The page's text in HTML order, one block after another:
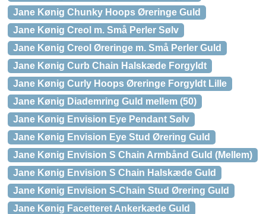
Jane Kønig Chunky Hoops Øreringe Guld
Jane Kønig Creol m. Små Perler Sølv
Jane Kønig Creol Øreringe m. Små Perler Guld
Jane Kønig Curb Chain Halskæde Forgyldt
Jane Kønig Curly Hoops Øreringe Forgyldt Lille
Jane Kønig Diademring Guld mellem (50)
Jane Kønig Envision Eye Pendant Sølv
Jane Kønig Envision Eye Stud Ørering Guld
Jane Kønig Envision S Chain Armbånd Guld (Mellem)
Jane Kønig Envision S Chain Halskæde Guld
Jane Kønig Envision S-Chain Stud Ørering Guld
Jane Kønig Facetteret Ankerkæde Guld